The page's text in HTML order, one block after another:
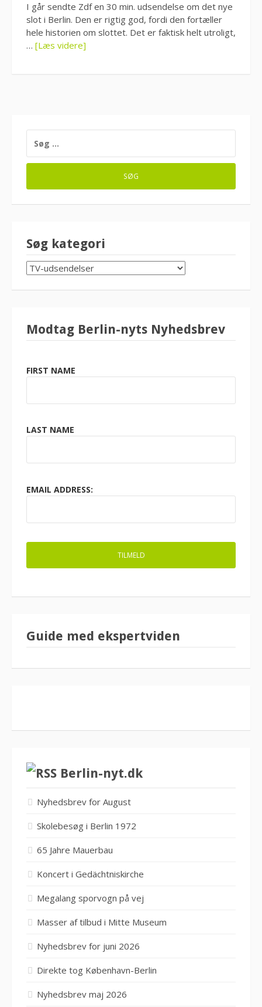
I går sendte Zdf en 30 min. udsendelse om det nye
slot i Berlin. Den er rigtig god, fordi den fortæller
hele historien om slottet. Det er faktisk helt utroligt,
… [Læs videre]
EFTER:
Søg kategori
SØG
KATEGORI
Modtag Berlin-nyts Nyhedsbrev
FIRST NAME
LAST NAME
EMAIL ADDRESS:
Guide med ekspertviden
Berlin-nyt.dk
Nyhedsbrev for August
Skolebesøg i Berlin 1972
65 Jahre Mauerbau
Koncert i Gedächtniskirche
Megalang sporvogn på vej
Masser af tilbud i Mitte Museum
Nyhedsbrev for juni 2026
Direkte tog København-Berlin
Nyhedsbrev maj 2026